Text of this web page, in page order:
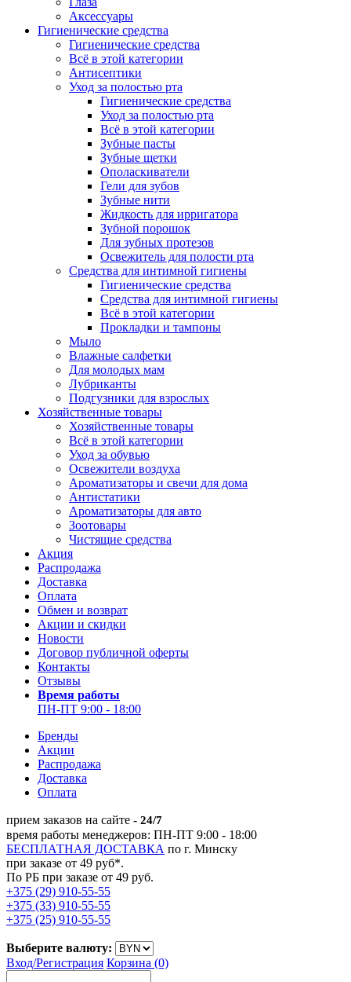
Аксессуары
Гигиенические средства
Гигиенические средства
Всё в этой категории
Антисептики
Уход за полостью рта
Гигиенические средства
Уход за полостью рта
Всё в этой категории
Зубные пасты
Зубные щетки
Ополаскиватели
Гели для зубов
Зубные нити
Жидкость для ирригатора
Зубной порошок
Для зубных протезов
Освежитель для полости рта
Средства для интимной гигиены
Гигиенические средства
Средства для интимной гигиены
Всё в этой категории
Прокладки и тампоны
Мыло
Влажные салфетки
Для молодых мам
Лубриканты
Подгузники для взрослых
Хозяйственные товары
Хозяйственные товары
Всё в этой категории
Уход за обувью
Освежители воздуха
Ароматизаторы и свечи для дома
Антистатики
Ароматизаторы для авто
Зоотовары
Чистящие средства
Акция
Распродажа
Доставка
Оплата
Обмен и возврат
Акции и скидки
Новости
Договор публичной оферты
Контакты
Отзывы
Время работы
ПН-ПТ 9:00 - 18:00
Бренды
Акции
Распродажа
Доставка
Оплата
прием заказов на сайте - 24/7
время работы менеджеров: ПН-ПТ 9:00 - 18:00
БЕСПЛАТНАЯ ДОСТАВКА по г. Минску
при заказе от 49 руб*.
По РБ при заказе от 49 руб.
+375 (29) 910-55-55
+375 (33) 910-55-55
+375 (25) 910-55-55
Выберите валюту:
Вход/Регистрация Корзина (0)